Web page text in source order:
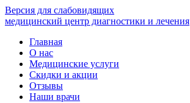
Версия для слабовидящих
медицинский центр диагностики и лечения
Главная
О нас
Медицинские услуги
Скидки и акции
Отзывы
Наши врачи